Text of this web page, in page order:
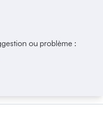
ou problème :